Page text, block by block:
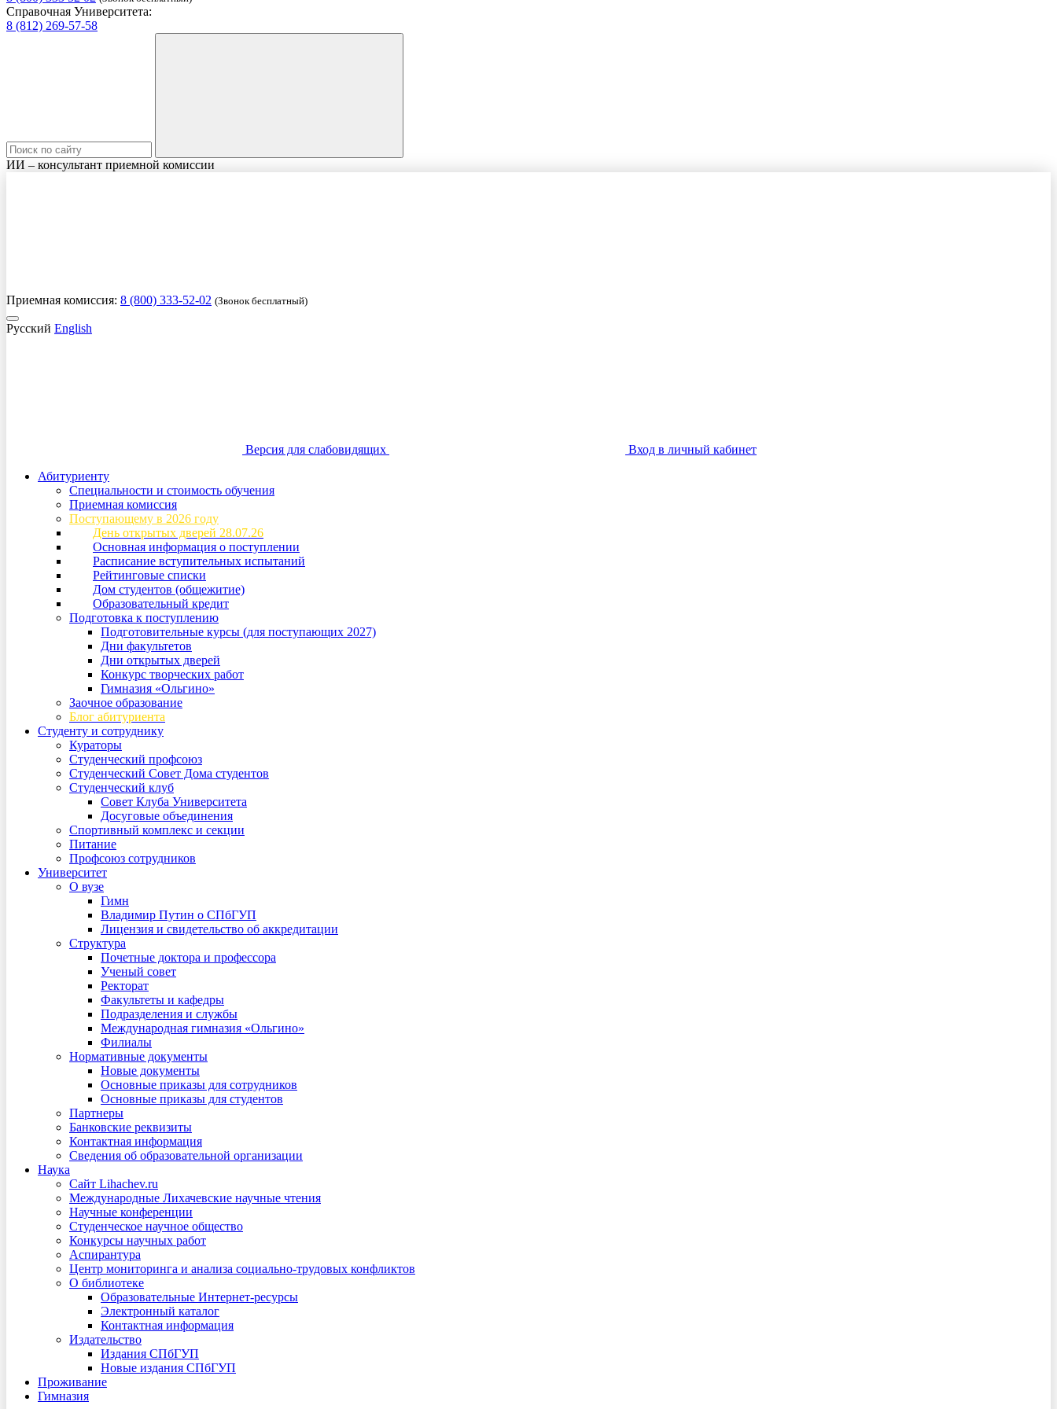
Справочная Университета:
8 (812) 269-57-58
ИИ – консультант приемной комиссии
Приемная комиссия: 8 (800) 333-52-02 (Звонок бесплатный)
Русский English
Версия для слабовидящих
Вход в личный кабинет
Абитуриенту
Специальности и стоимость обучения
Приемная комиссия
Поступающему в 2026 году
День открытых дверей 28.07.26
Основная информация о поступлении
Расписание вступительных испытаний
Рейтинговые списки
Дом студентов (общежитие)
Образовательный кредит
Подготовка к поступлению
Подготовительные курсы (для поступающих 2027)
Дни факультетов
Дни открытых дверей
Конкурс творческих работ
Гимназия «Ольгино»
Заочное образование
Блог абитуриента
Студенту и сотруднику
Кураторы
Студенческий профсоюз
Студенческий Совет Дома студентов
Студенческий клуб
Совет Клуба Университета
Досуговые объединения
Спортивный комплекс и секции
Питание
Профсоюз сотрудников
Университет
О вузе
Гимн
Владимир Путин о СПбГУП
Лицензия и свидетельство об аккредитации
Структура
Почетные доктора и профессора
Ученый совет
Ректорат
Факультеты и кафедры
Подразделения и службы
Международная гимназия «Ольгино»
Филиалы
Нормативные документы
Новые документы
Основные приказы для сотрудников
Основные приказы для студентов
Партнеры
Банковские реквизиты
Контактная информация
Сведения об образовательной организации
Наука
Сайт Lihachev.ru
Международные Лихачевские научные чтения
Научные конференции
Студенческое научное общество
Конкурсы научных работ
Аспирантура
Центр мониторинга и анализа социально-трудовых конфликтов
О библиотеке
Образовательные Интернет-ресурсы
Электронный каталог
Контактная информация
Издательство
Издания СПбГУП
Новые издания СПбГУП
Проживание
Гимназия